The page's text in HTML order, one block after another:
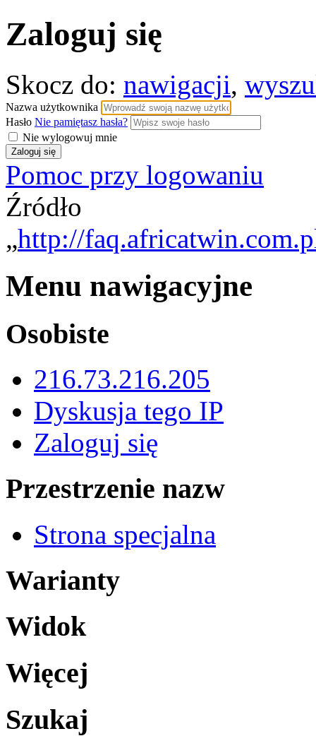
Zaloguj się
Skocz do: nawigacji,
Nazwa użytkownika
Hasło Nie pamiętasz hasła?
Nie wylogowuj mnie
Pomoc przy logowaniu
Źródło
„http://
Menu nawigacyjne
Osobiste
216.73.216.205
Dyskusja tego IP
Zaloguj się
Przestrzenie nazw
Strona specjalna
Warianty
Widok
Więcej
Szukaj